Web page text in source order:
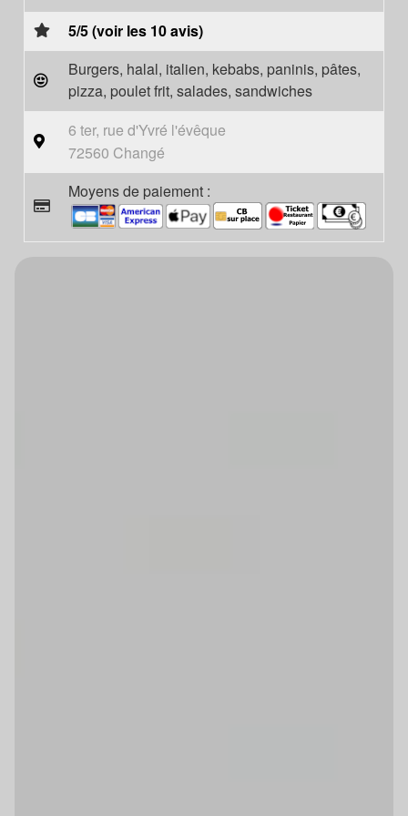
5/5 (voir les 10 avis)
Burgers, halal, italien, kebabs, paninis, pâtes,
pizza, poulet frit, salades, sandwiches
6 ter, rue d'Yvré l'évêque
72560 Changé
Moyens de paiement :